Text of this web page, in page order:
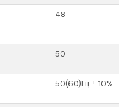
48
50
50(60)Гц ± 10%